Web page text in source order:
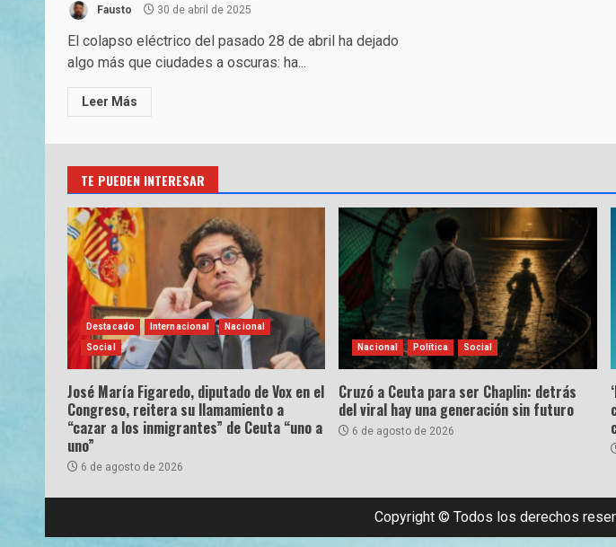
Fausto 30 de abril de 2025
El colapso eléctrico del pasado 28 de abril ha dejado
algo más que ciudades a oscuras: ha...
Leer Más
TE PUEDEN INTERESAR
Destacado Internacional Nacional
Social
José María Figaredo, diputado de Vox en el
Congreso, reitera su llamamiento a
“cazar a los inmigrantes” de Ceuta “uno a
uno”
6 de agosto de 2026
Nacional Política Social
Cruzó a Ceuta para ser Chaplin: detrás
del viral hay una generación sin futuro
6 de agosto de 2026
Copyright © Todos los derechos